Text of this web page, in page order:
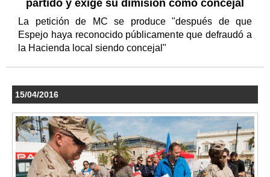
partido y exige su dimisión como concejal
La petición de MC se produce "después de que
Espejo haya reconocido públicamente que defraudó a
la Hacienda local siendo concejal"
15/04/2016